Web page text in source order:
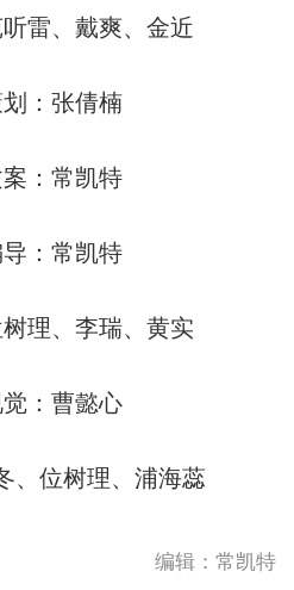
、戴爽、金近
张倩楠
常凯特
常凯特
、李瑞、黄实
曹懿心
位树理、浦海蕊
编辑：常凯特